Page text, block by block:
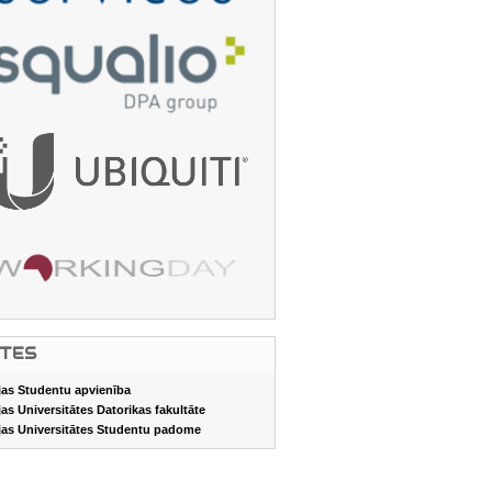
Studentu apvienība
Universitātes Datorikas fakultāte
Universitātes Studentu padome